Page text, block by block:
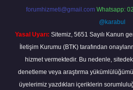
forumhizmeti@gmail.com Whatsapp:
@karabul
Yasal Uyarı: Sitemiz, 5651 Sayılı Kanun
İletişim Kurumu (BTK) tarafından
hizmet vermektedir. Bu nedenle,
denetleme veya araştırma
üyelerimiz yazdıkları içeriklerin